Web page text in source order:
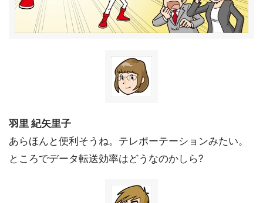
羽里 紀矢里子
あらほんと便利そうね。テレポーテーションみたい。
ところでデータ転送効率はどうなのかしら?